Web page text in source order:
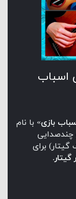
اسباب
بازی» با نام
چندصدایی
برای
.